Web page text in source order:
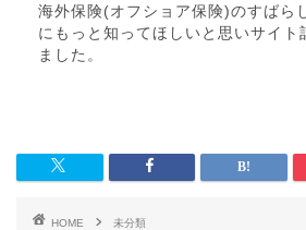
海外保険(オフショア保険)のすばら
にもっと知ってほしいと思いサイト
ました。
HOME
未分類